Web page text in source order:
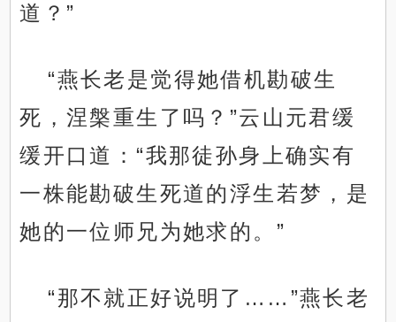
道？”
“燕长老是觉得她借机勘破生
死，涅槃重生了吗？”云山元君缓
缓开口道：“我那徒孙身上确实有
一株能勘破生死道的浮生若梦，是
她的一位师兄为她求的。”
“那不就正好说明了……”燕长老